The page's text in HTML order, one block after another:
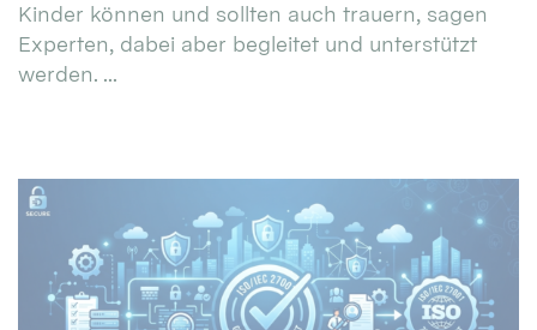
Kinder können und sollten auch trauern, sagen
Experten, dabei aber begleitet und unterstützt
werden. ...